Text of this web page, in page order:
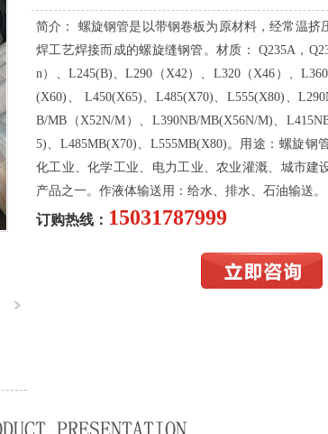
简介： 螺旋钢管是以带钢卷板为原材料，经常温挤
焊工艺焊接而成的螺旋缝钢管。材质： Q235A，
n）、L245(B)、L290（X42）、L320（X46）、
(X60)、 L450(X65)、L485(X70)、L555(X80)、
B/MB（X52N/M）、L390NB/MB(X56N/M)、
5)、L485MB(X70)、L555MB(X80)。用途：螺旋钢
化工业、化学工业、电力工业、农业灌溉、城市建
产品之一。作液体输送用：给水、排水、石油输送。
订购热线： 15031787999